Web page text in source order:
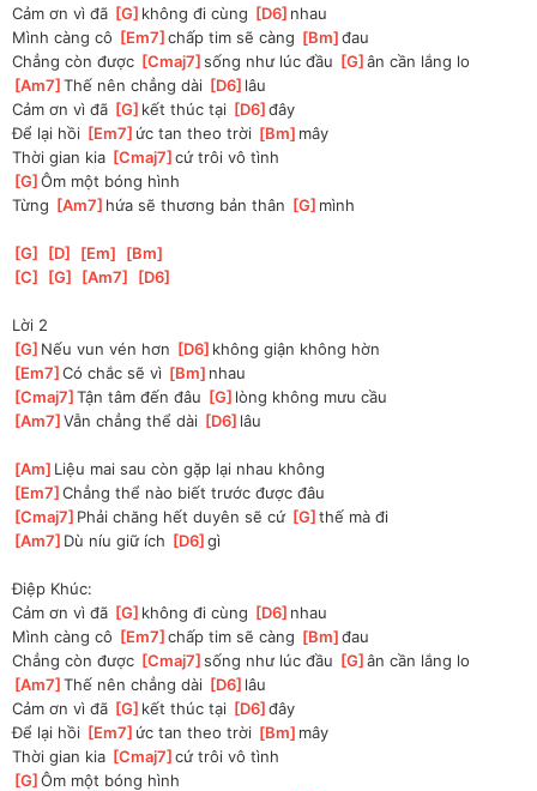
Cảm ơn vì đã [G ]không đi cùng [D6 ]nhau
Mình càng cô [Em7 ]
chấp tim sẽ càng [Bm ]
đau
Chẳng còn được [Cmaj7 ]
sống như lúc đầu [G ]
ân cần lắng lo
[Am7 ]
Thế nên chẳng dài [D6 ]lâu
Cảm ơn vì đã [G ]kết thúc tại [D6 ]
đây
Để lại hồi [Em7 ]ức tan theo trời [Bm ]mây
Thời gian kia [Cmaj7 ]
cứ trôi vô tình
[G ]
Ôm một bóng hình
Từng [Am7 ]hứa sẽ thương bản thân [G ]mình
[G [D [Em [Bm
[C [G [Am7 [D6
Lời 2
[G ]Nếu vun vén hơn [D6 ]không giận không hờn
[Em7 ]
Có chắc sẽ vì [Bm ]nhau
[Cmaj7 ]
Tận tâm đến đâu [G ]lòng không mưu cầu
[Am7 ]
Vẫn chẳng thể dài [D6 ]lâu
[Am ]Liệu mai sau còn gặp lại nhau không
[Em7 ]
Chẳng thể nào biết trước được đâu
[Cmaj7 ]Phải chăng hết duyên sẽ cứ [G ]thế mà đi
[Am7 ]Dù níu giữ ích [D6 ]
gì
Điệp Khúc:
Cảm ơn vì đã [G ]không đi cùng [D6 ]nhau
Mình càng cô [Em7 ]
chấp tim sẽ càng [Bm ]
đau
Chẳng còn được [Cmaj7 ]
sống như lúc đầu [G ]
ân cần lắng lo
[Am7 ]
Thế nên chẳng dài [D6 ]lâu
Cảm ơn vì đã [G ]kết thúc tại [D6 ]
đây
Để lại hồi [Em7 ]ức tan theo trời [Bm ]mây
Thời gian kia [Cmaj7 ]
cứ trôi vô tình
[G ]
Ôm một bóng hình